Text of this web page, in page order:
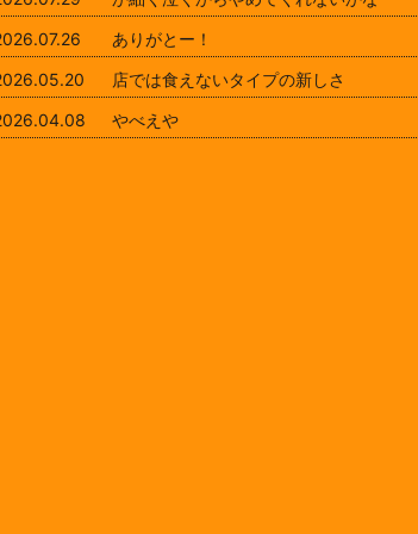
ありがとー！
店では食えないタイプの新しさ
やべえや